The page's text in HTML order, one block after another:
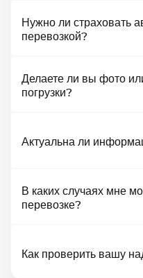
Нужно ли страховать
перевозкой?
Делаете ли вы фото
погрузки?
Актуальна ли
В каких случаях мне
перевозке?
Как проверить вашу